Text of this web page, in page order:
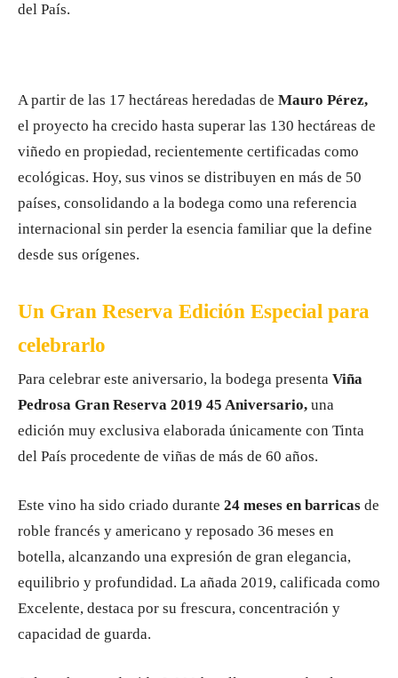
del País.
A partir de las 17 hectáreas heredadas de Mauro Pérez,
el proyecto ha crecido hasta superar las 130 hectáreas de
viñedo en propiedad, recientemente certificadas como
ecológicas. Hoy, sus vinos se distribuyen en más de 50
países, consolidando a la bodega como una referencia
internacional sin perder la esencia familiar que la define
desde sus orígenes.
Un Gran Reserva Edición Especial para
celebrarlo
Para celebrar este aniversario, la bodega presenta Viña
Pedrosa Gran Reserva 2019 45 Aniversario, una
edición muy exclusiva elaborada únicamente con Tinta
del País procedente de viñas de más de 60 años.
Este vino ha sido criado durante 24 meses en barricas de
roble francés y americano y reposado 36 meses en
botella, alcanzando una expresión de gran elegancia,
equilibrio y profundidad. La añada 2019, calificada como
Excelente, destaca por su frescura, concentración y
capacidad de guarda.